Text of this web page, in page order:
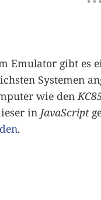
Emulator gibt es
Systemen
wie den
in JavaScript
.